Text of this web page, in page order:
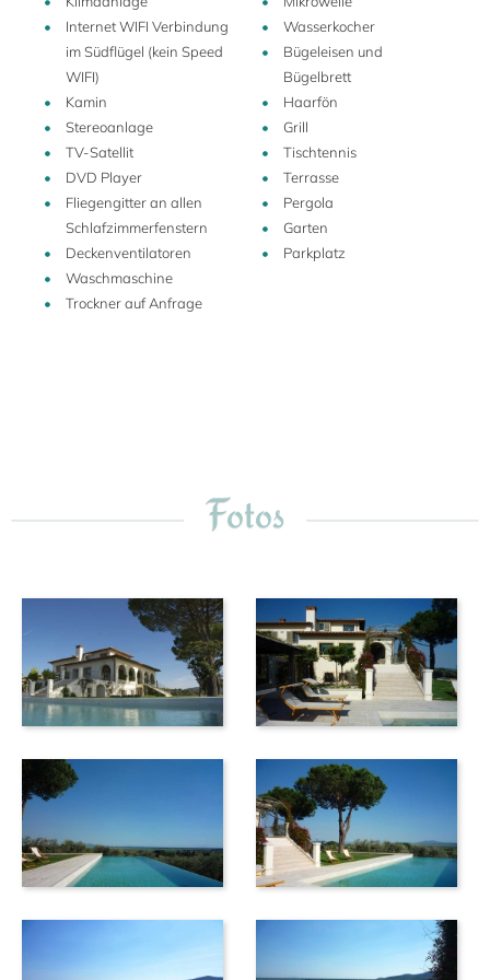
Internet WIFI Verbindung
im Südflügel (kein Speed
WIFI)
Kamin
Stereoanlage
TV-Satellit
DVD Player
Fliegengitter an allen
Schlafzimmerfenstern
Deckenventilatoren
Waschmaschine
Trockner auf Anfrage
Wasserkocher
Bügeleisen und
Bügelbrett
Haarfön
Grill
Tischtennis
Terrasse
Pergola
Garten
Parkplatz
Fotos